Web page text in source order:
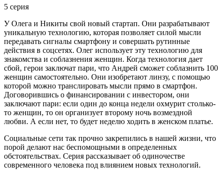
5 серия
У Олега и Никиты свой новый стартап. Они разрабатывают
уникальную технологию, которая позволяет силой мысли
передавать сигналы смартфону и совершать рутинные
действия в соцсетях. Олег использует эту технологию для
знакомства и соблазнения женщин. Когда технология дает
сбой, герои заключат пари, что Андрей сможет соблазнить 100
женщин самостоятельно. Они изобретают линзу, с помощью
которой можно транслировать мысли прямо в смартфон.
Договорившись о финансировании с инвестором, они
заключают пари: если один до конца недели охмурит столько-
то женщин, то он организует второму ночь возмездной
любви. А если нет, то будет неделю ходить в женском платье.
Социальные сети так прочно закрепились в нашей жизни, что
порой делают нас беспомощными в определенных
обстоятельствах. Серия рассказывает об одиночестве
современного человека под влиянием новых технологий.